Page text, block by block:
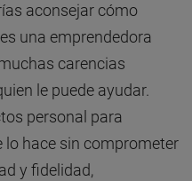
aconsejar cómo
una emprendedora
carencias
le puede ayudar.
personal para
lo hace sin comprometer
y fidelidad,